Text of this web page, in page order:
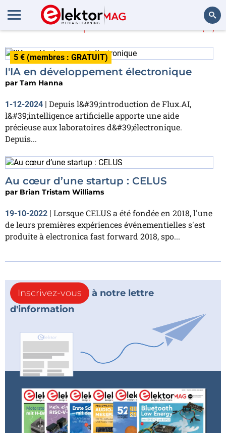
En savoir plus sur (2)
5 € (membres : GRATUIT)
l'IA en développement électronique
par Tam Hanna
1-12-2024 | Depuis l&#39;introduction de Flux.AI,
l&#39;intelligence artificielle apporte une aide
précieuse aux laboratoires d&#39;électronique.
Depuis...
Au cœur d’une startup : CELUS
par Brian Tristam Williams
19-10-2022 | Lorsque CELUS a été fondée en 2018, l'une
de leurs premières expériences événementielles s'est
produite à electronica fast forward 2018, spo...
Inscrivez-vous
à notre lettre
d'information